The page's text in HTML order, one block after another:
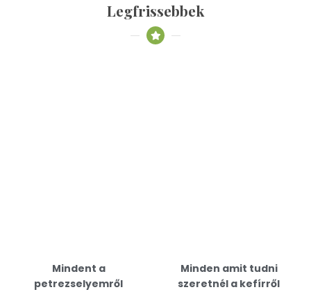
Legfrissebbek
Mindent a
petrezselyemről
Minden amit tudni
szeretnél a kefírről